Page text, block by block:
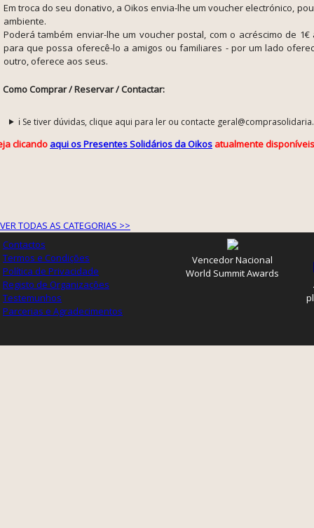
Em troca do seu donativo, a Oikos envia-lhe um voucher electrónico,
ambiente.
Poderá também enviar-lhe um voucher postal, com o acréscimo de
para que possa oferecê-lo a amigos ou familiares - por um lado
outro, oferece aos seus.
Como Comprar / Reservar / Contactar:
ℹ️ Se tiver dúvidas, clique aqui para ler ou contacte
clicando aqui os Presentes Solidários da Oikos atualmente
VER TODAS AS CATEGORIAS >>
Contactos
Termos e Condições
Política de Privacidade
Registo de Organizações
Testemunhos
Parcerias e Agradecimentos
Vencedor Nacional
World Summit Awards